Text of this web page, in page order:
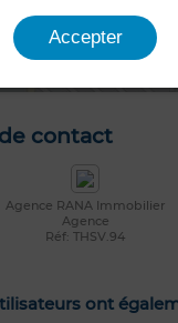
Voir la carte
contact
Agence RANA Immobilier
Agence
Réf: THSV.94
ont
Accepter